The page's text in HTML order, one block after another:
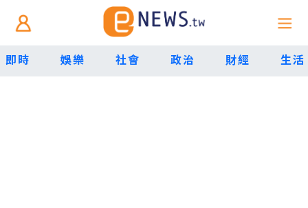
即時 娛樂 社會 政治 財經 生活